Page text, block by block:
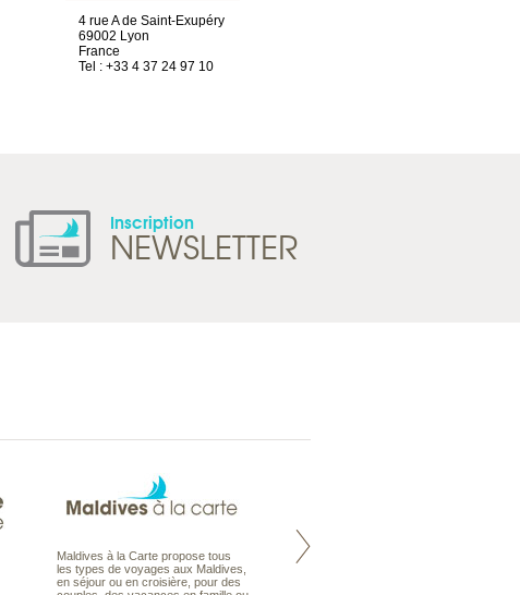
4 rue A de Saint-Exupéry
69002 Lyon
France
Tel : +33 4 37 24 97 10
Inscription
NEWSLETTER
Maldives à la Carte propose tous
les types de voyages aux Maldives,
en séjour ou en croisière, pour des
Notre site Odyssee est un portail